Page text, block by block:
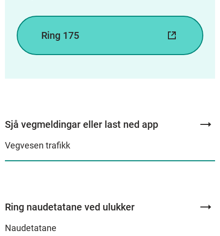
Ring 175
Sjå vegmeldingar eller last ned app
Vegvesen trafikk
Ring naudetatane ved ulukker
Naudetatane